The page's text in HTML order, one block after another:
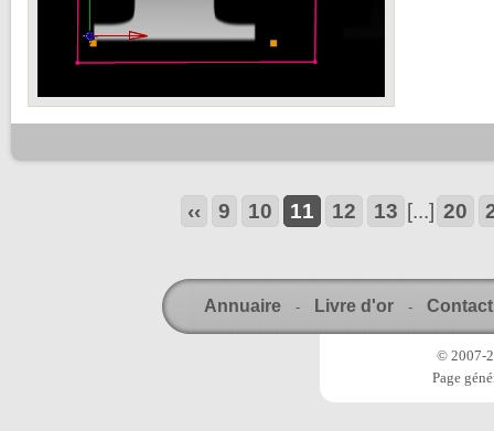
‹‹ 9 10 11 12 13 [...] 20
Annuaire - Livre d'or - Contact
© 2007-
Page